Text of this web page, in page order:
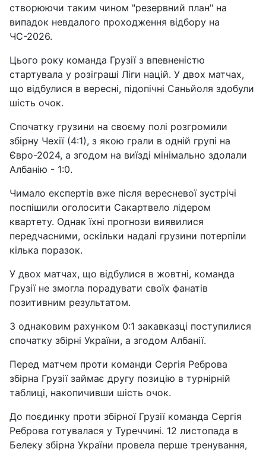
створюючи таким чином "резервний план" на
випадок невдалого проходження відбору на
ЧС-2026.
Цього року команда Грузії з впевненістю
стартувала у розіграші Ліги націй. У двох матчах,
що відбулися в вересні, підопічні Саньйоля здобули
шість очок.
Спочатку грузини на своєму полі розгромили
збірну Чехії (4:1), з якою грали в одній групі на
Євро-2024, а згодом на виїзді мінімально здолали
Албанію - 1:0.
Чимало експертів вже після вересневої зустрічі
поспішили оголосити Сакартвело лідером
квартету. Однак їхні прогнози виявилися
передчасними, оскільки надалі грузини потерпіли
кілька поразок.
У двох матчах, що відбулися в жовтні, команда
Грузії не змогла порадувати своїх фанатів
позитивним результатом.
З однаковим рахунком 0:1 закавказці поступилися
спочатку збірні України, а згодом Албанії.
Перед матчем проти команди Сергія Реброва
збірна Грузії займає другу позицію в турнірній
таблиці, накопичивши шість очок.
До поєдинку проти збірної Грузії команда Сергія
Реброва готувалася у Туреччині. 12 листопада в
Белеку збірна України провела перше тренування,